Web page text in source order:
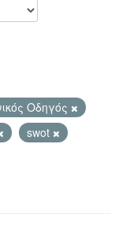
Οδηγός
swot